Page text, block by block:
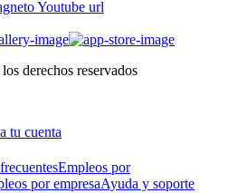
derechos reservados
tu cuenta
Empleos por
por empresaAyuda y soporte